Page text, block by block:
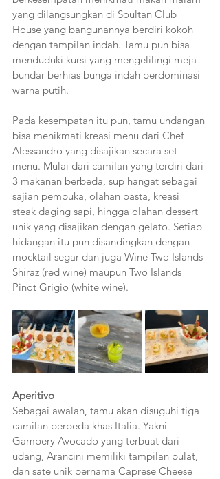
yang dilangsungkan di Soultan Club
House yang bangunannya berdiri kokoh
dengan tampilan indah. Tamu pun bisa
menduduki kursi yang mengelilingi meja
bundar berhias bunga indah berdominasi
warna putih.
Pada kesempatan itu pun, tamu undangan
bisa menikmati kreasi menu dari Chef
Alessandro yang disajikan secara set
menu. Mulai dari camilan yang terdiri dari
3 makanan berbeda, sup hangat sebagai
sajian pembuka, olahan pasta, kreasi
steak daging sapi, hingga olahan dessert
unik yang disajikan dengan gelato. Setiap
hidangan itu pun disandingkan dengan
mocktail segar dan juga Wine Two Islands
Shiraz (red wine) maupun Two Islands
Pinot Grigio (white wine).
Aperitivo
Sebagai awalan, tamu akan disuguhi tiga
camilan berbeda khas Italia. Yakni
Gambery Avocado yang terbuat dari
udang, Arancini memiliki tampilan bulat,
dan sate unik bernama Caprese Cheese